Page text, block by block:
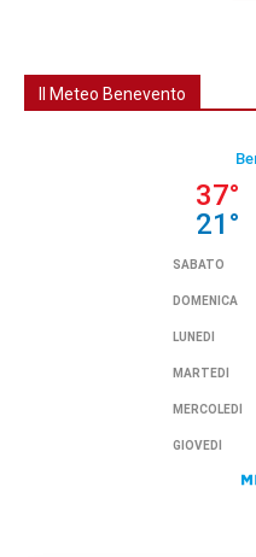
Il Meteo Benevento